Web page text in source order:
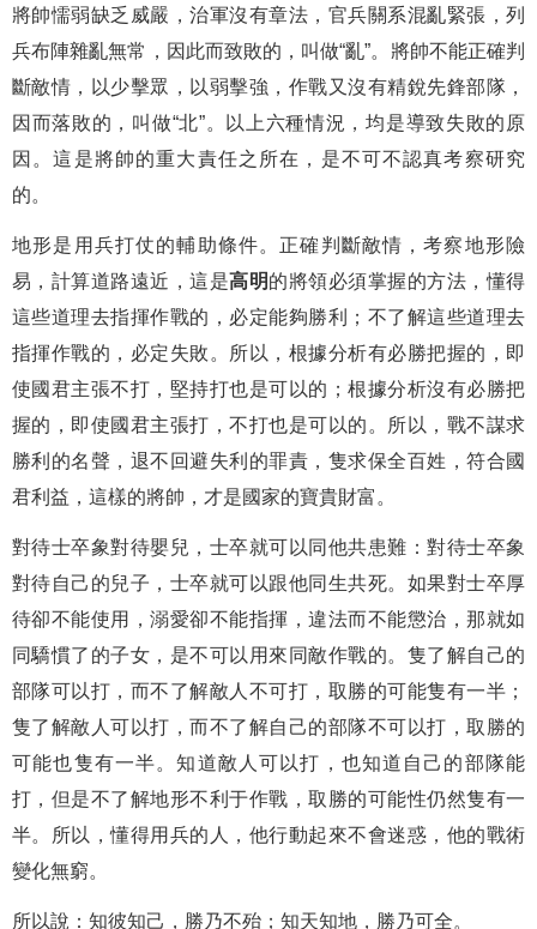
將帥懦弱缺乏威嚴，治軍沒有章法，官兵關系混亂緊張，列
兵布陣雜亂無常，因此而致敗的，叫做“亂”。將帥不能正確判
斷敵情，以少擊眾，以弱擊強，作戰又沒有精銳先鋒部隊，
因而落敗的，叫做“北”。以上六種情況，均是導致失敗的原
因。這是將帥的重大責任之所在，是不可不認真考察研究
的。
地形是用兵打仗的輔助條件。正確判斷敵情，考察地形險
易，計算道路遠近，這是高明的將領必須掌握的方法，懂得
這些道理去指揮作戰的，必定能夠勝利；不了解這些道理去
指揮作戰的，必定失敗。所以，根據分析有必勝把握的，即
使國君主張不打，堅持打也是可以的；根據分析沒有必勝把
握的，即使國君主張打，不打也是可以的。所以，戰不謀求
勝利的名聲，退不回避失利的罪責，隻求保全百姓，符合國
君利益，這樣的將帥，才是國家的寶貴財富。
對待士卒象對待嬰兒，士卒就可以同他共患難：對待士卒象
對待自己的兒子，士卒就可以跟他同生共死。如果對士卒厚
待卻不能使用，溺愛卻不能指揮，違法而不能懲治，那就如
同驕慣了的子女，是不可以用來同敵作戰的。隻了解自己的
部隊可以打，而不了解敵人不可打，取勝的可能隻有一半；
隻了解敵人可以打，而不了解自己的部隊不可以打，取勝的
可能也隻有一半。知道敵人可以打，也知道自己的部隊能
打，但是不了解地形不利于作戰，取勝的可能性仍然隻有一
半。所以，懂得用兵的人，他行動起來不會迷惑，他的戰術
變化無窮。
所以說：知彼知己，勝乃不殆；知天知地，勝乃可全。